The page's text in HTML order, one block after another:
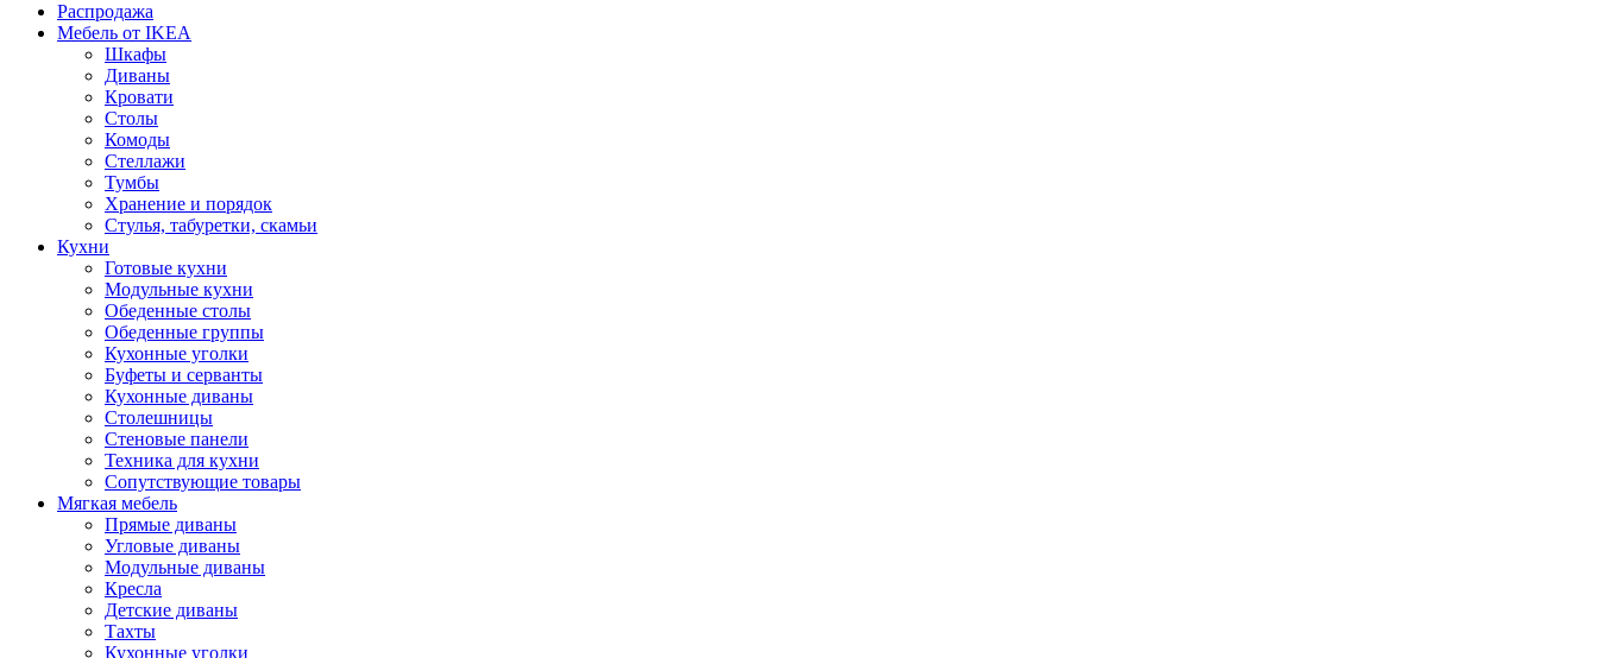
Распродажа
Мебель от IKEA
Шкафы
Диваны
Кровати
Столы
Комоды
Стеллажи
Тумбы
Хранение и порядок
Стулья, табуретки, скамьи
Кухни
Готовые кухни
Модульные кухни
Обеденные столы
Обеденные группы
Кухонные уголки
Буфеты и серванты
Кухонные диваны
Столешницы
Стеновые панели
Техника для кухни
Сопутствующие товары
Мягкая мебель
Прямые диваны
Угловые диваны
Модульные диваны
Кресла
Детские диваны
Тахты
Кухонные уголки